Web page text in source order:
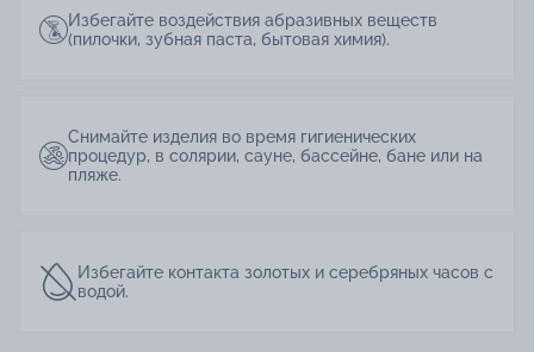
Избегайте воздействия абразивных веществ
(пилочки, зубная паста, бытовая химия).
Снимайте изделия во время гигиенических
процедур, в солярии, сауне, бассейне, бане или на
пляже.
Избегайте контакта золотых и серебряных часов с
водой.